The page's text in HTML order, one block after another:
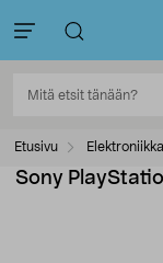
Etusivu Elektroniikka
Sony